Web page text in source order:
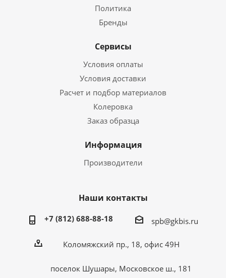
Политика
Бренды
Сервисы
Условия оплаты
Условия доставки
Расчет и подбор материалов
Колеровка
Заказ образца
Информация
Производители
Наши контакты
+7 (812) 688-88-18 spb@gkbis.ru
Коломяжский пр., 18, офис 49Н
поселок Шушары, Московское ш., 181